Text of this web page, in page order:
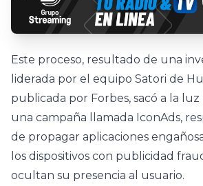
Este proceso, resultado de una
liderada por el equipo Satori de
publicada por Forbes, sacó a la luz
una campaña llamada IconAds,
de propagar aplicaciones
los dispositivos con publicidad
ocultan su presencia al usuario.